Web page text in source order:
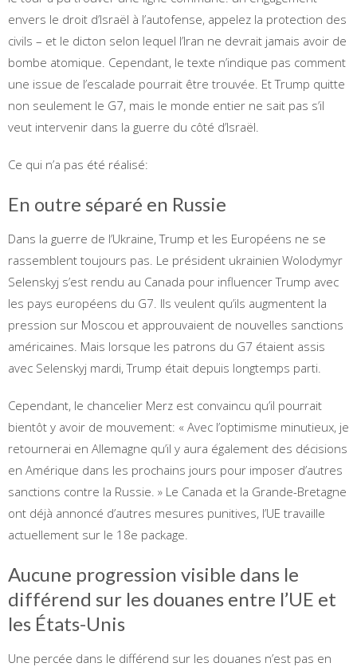
envers le droit d’Israël à l’autofense, appelez la protection des
civils – et le dicton selon lequel l’Iran ne devrait jamais avoir de
bombe atomique. Cependant, le texte n’indique pas comment
une issue de l’escalade pourrait être trouvée. Et Trump quitte
non seulement le G7, mais le monde entier ne sait pas s’il
veut intervenir dans la guerre du côté d’Israël.
Ce qui n’a pas été réalisé:
En outre séparé en Russie
Dans la guerre de l’Ukraine, Trump et les Européens ne se
rassemblent toujours pas. Le président ukrainien Wolodymyr
Selenskyj s’est rendu au Canada pour influencer Trump avec
les pays européens du G7. Ils veulent qu’ils augmentent la
pression sur Moscou et approuvaient de nouvelles sanctions
américaines. Mais lorsque les patrons du G7 étaient assis
avec Selenskyj mardi, Trump était depuis longtemps parti.
Cependant, le chancelier Merz est convaincu qu’il pourrait
bientôt y avoir de mouvement: « Avec l’optimisme minutieux, je
retournerai en Allemagne qu’il y aura également des décisions
en Amérique dans les prochains jours pour imposer d’autres
sanctions contre la Russie. » Le Canada et la Grande-Bretagne
ont déjà annoncé d’autres mesures punitives, l’UE travaille
actuellement sur le 18e package.
Aucune progression visible dans le
différend sur les douanes entre l’UE et
les États-Unis
Une percée dans le différend sur les douanes n’est pas en